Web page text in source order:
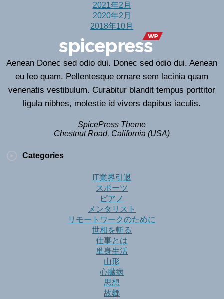
2021年2月
2020年2月
2018年10月
Aenean Donec sed odio dui. Donec sed odio dui. Aenean
eu leo quam. Pellentesque ornare sem lacinia quam
venenatis vestibulum. Curabitur blandit tempus porttitor
ligula nibhes, molestie id vivers dapibus iaculis.
SpicePress Theme
Chestnut Road, California (USA)
Categories
IT業界引退
スポーツ
ピアノ
メンタリスト
リモートワークのために
世相を斬る
仕事とは
単身生活
山形
心臓病
思想
故郷